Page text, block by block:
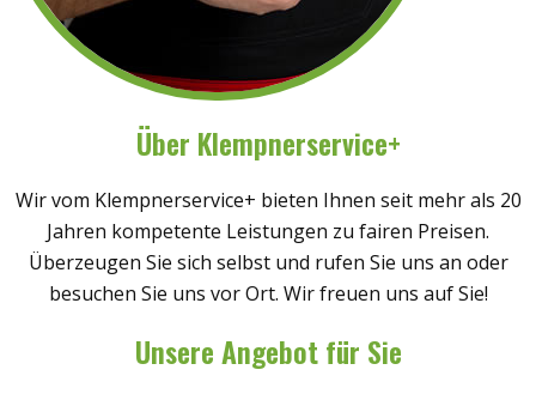
Über Klempnerservice+
Wir vom Klempnerservice+ bieten Ihnen seit mehr als 20
Jahren kompetente Leistungen zu fairen Preisen.
Überzeugen Sie sich selbst und rufen Sie uns an oder
besuchen Sie uns vor Ort. Wir freuen uns auf Sie!
Unsere Angebot für Sie